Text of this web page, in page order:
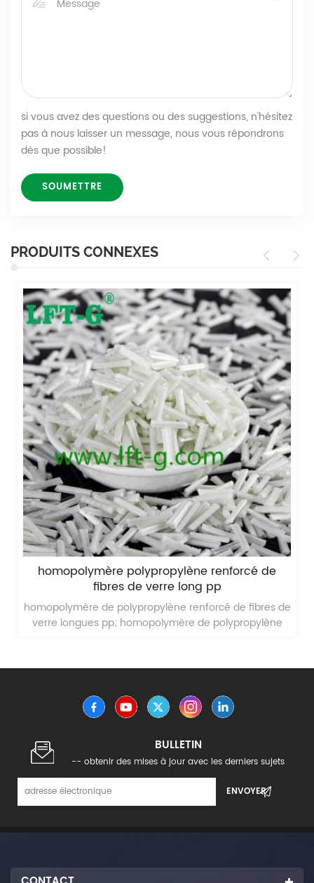
si vous avez des questions ou des suggestions, n'hésitez
pas à nous laisser un message, nous vous répondrons
dès que possible!
PRODUITS CONNEXES
homopolymère polypropylène renforcé de
fibres de verre long pp
homopolymère de polypropylène renforcé de fibres de
verre longues pp; homopolymère de polypropylène
une bonne résistance mécanique et une résistance à
BULLETIN
-- obtenir des mises à jour avec les derniers sujets